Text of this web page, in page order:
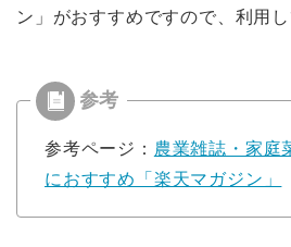
ン」がおすすめですので、利用し
参考ページ： 農業雑誌・家庭
におすすめ「楽天マガジン」